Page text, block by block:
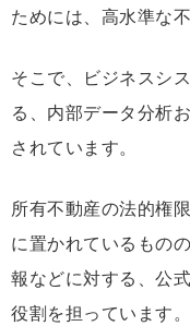
ためには、高水準な
そこで、ビジネスシ
る、内部データ分析
されています。
所有不動産の法的権
に置かれているもの
報などに対する、公
役割を担っています